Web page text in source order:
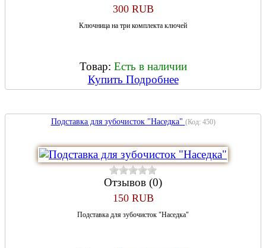
300 RUB
Ключница на три комплекта ключей
Товар: Есть в наличии
Купить Подробнее
Подставка для зубочисток "Наседка" (Код: 450)
Отзывов (0)
150 RUB
Подставка для зубочисток "Наседка"